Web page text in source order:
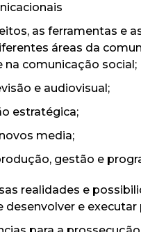
as ferramentas e
áreas da
na comunicação social;
e audiovisual;
estratégica;
media;
gestão e
realidades e
desenvolver e